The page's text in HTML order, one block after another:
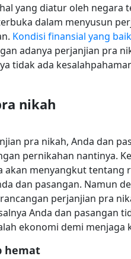
yang diatur oleh
dalam menyusun
Kondisi finansial yang baik
adanya perjanjian pra
tidak ada
nikah
pra nikah, Anda dan
pernikahan nantinya.
akan menyangkut
dan pasangan. Namun
perjanjian pra
Anda dan pasangan
ekonomi demi
hemat